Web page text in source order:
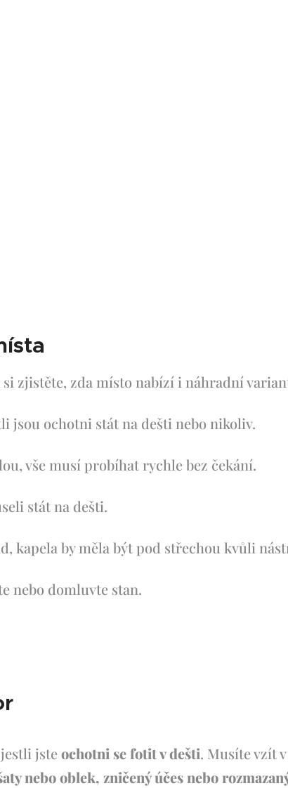
zjistěte, zda místo nabízí i náhradní
jsou ochotni stát na dešti nebo nikoliv.
vše musí probíhat rychle bez čekání.
stát na dešti.
kapela by měla být pod střechou kvůli
nebo domluvte stan.
jste ochotni se fotit v dešti. Musíte vzít
nebo oblek, zničený účes nebo